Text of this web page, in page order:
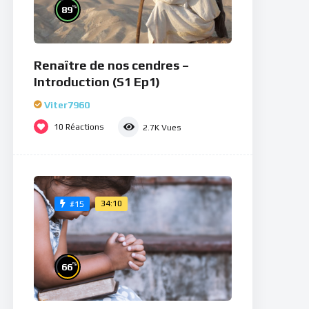
89%
Renaître de nos cendres –
Introduction (S1 Ep1)
Viter7960
10 Réactions 2.7K Vues
#15 34:10
66%